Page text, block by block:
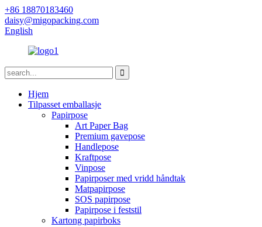
+86 18870183460
daisy@migopacking.com
English
Hjem
Tilpasset emballasje
Papirpose
Art Paper Bag
Premium gavepose
Handlepose
Kraftpose
Vinpose
Papirposer med vridd håndtak
Matpapirpose
SOS papirpose
Papirpose i feststil
Kartong papirboks